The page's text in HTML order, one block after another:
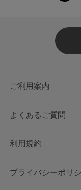
ご利用案内
よくあるご質問
利用規約
プライバシーポリ